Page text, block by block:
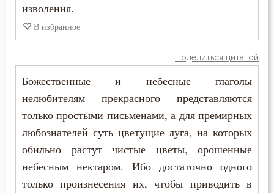
изволения.
В избранное
Поделиться цитатой
Божественные и небесные глаголы
нелюбителям прекрасного представляются
только простыми письменами, а для премирных
любознателей суть цветущие луга, на которых
обильно растут чистые цветы, орошенные
небесным нектаром. Ибо достаточно одного
только произнесения их, чтобы приводить в